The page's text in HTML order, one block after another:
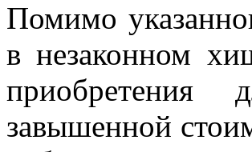
Помимо
в незаконном
завышенной